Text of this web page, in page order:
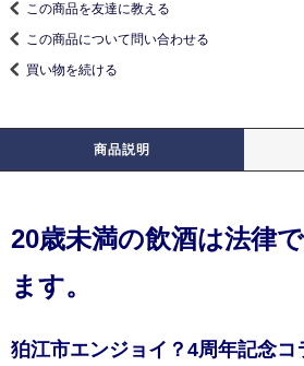
この商品を友達に教える
この商品について問い合わせる
買い物を続ける
商品説明
20歳未満の飲酒は法律
ます。
狛江市エンジョイ？4周年記念